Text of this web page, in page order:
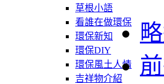
草根小語
看誰在做環保
環保新知
環保DIY
環保風土人情
吉祥物介紹